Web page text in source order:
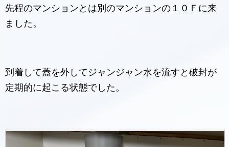
先程のマンションとは別のマンションの１０Ｆに来
ました。
到着して蓋を外してジャンジャン水を流すと破封が
定期的に起こる状態でした。